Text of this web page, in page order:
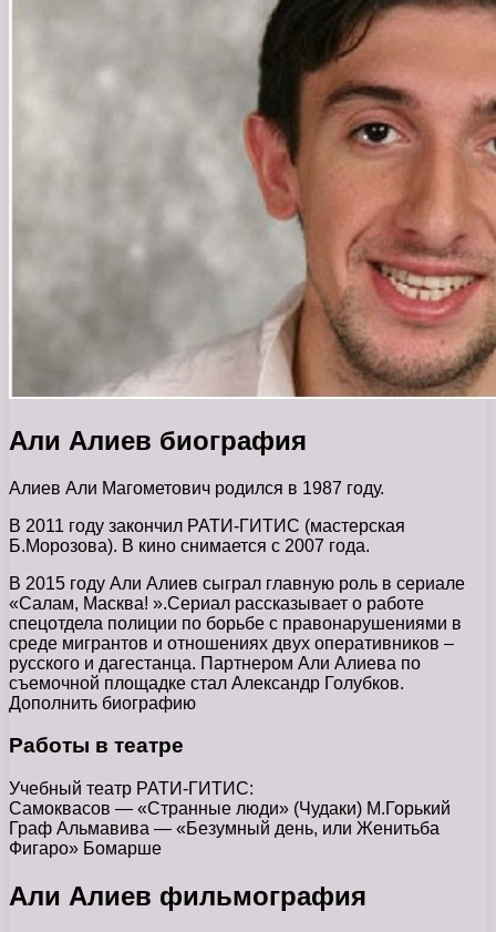
Али Алиев биография
Алиев Али Магометович родился в 1987 году.
В 2011 году закончил РАТИ-ГИТИС (мастерская
Б.Морозова). В кино снимается с 2007 года.
В 2015 году Али Алиев сыграл главную роль в сериале
«Салам, Масква! ».Сериал рассказывает о работе
спецотдела полиции по борьбе с правонарушениями в
среде мигрантов и отношениях двух оперативников –
русского и дагестанца. Партнером Али Алиева по
съемочной площадке стал Александр Голубков.
Дополнить биографию
Работы в театре
Учебный театр РАТИ-ГИТИС:
Самоквасов — «Странные люди» (Чудаки) М.Горький
Граф Альмавива — «Безумный день, или Женитьба
Фигаро» Бомарше
Али Алиев фильмография